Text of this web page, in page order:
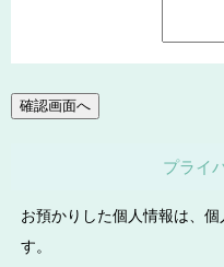
プライ
お預かりした個人情報は、
す。